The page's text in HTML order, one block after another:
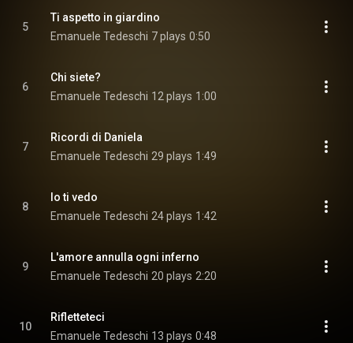
5
Ti aspetto in giardino
Emanuele Tedeschi 7 plays 0:50
6
Chi siete?
Emanuele Tedeschi 12 plays 1:00
7
Ricordi di Daniela
Emanuele Tedeschi 29 plays 1:49
8
Io ti vedo
Emanuele Tedeschi 24 plays 1:42
9
L'amore annulla ogni inferno
Emanuele Tedeschi 20 plays 2:20
10
Rifletteteci
Emanuele Tedeschi 13 plays 0:48